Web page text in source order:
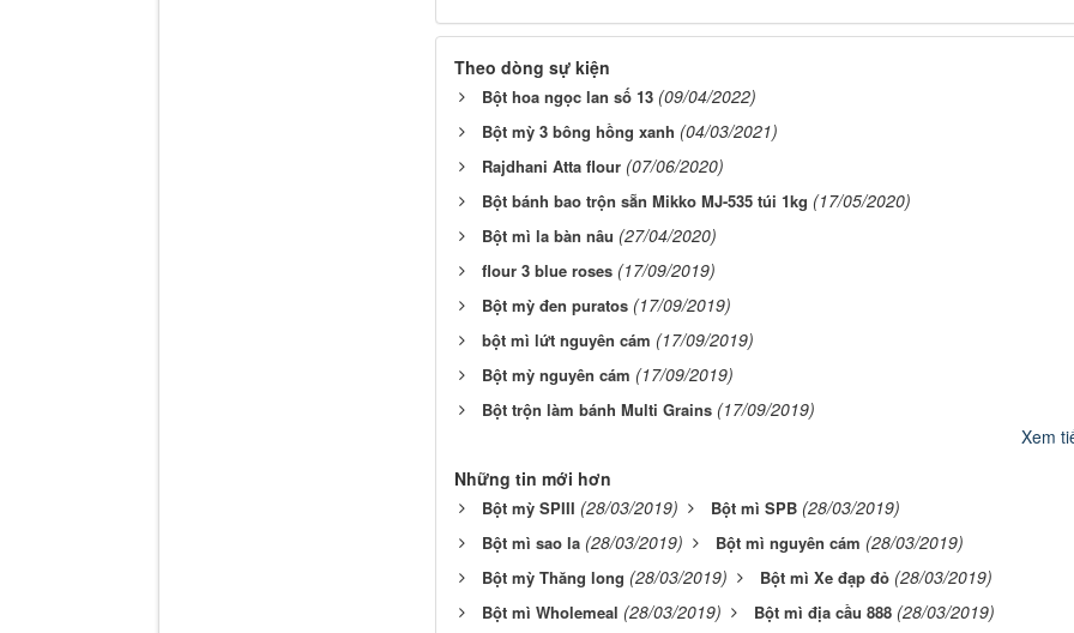
Theo dòng sự kiện
Bột hoa ngọc lan số 13 (09/04/2022)
Bột mỳ 3 bông hồng xanh (04/03/2021)
Rajdhani Atta flour (07/06/2020)
Bột bánh bao trộn sẵn Mikko MJ-535 túi 1kg (17/05/2020)
Bột mì la bàn nâu (27/04/2020)
flour 3 blue roses (17/09/2019)
Bột mỳ đen puratos (17/09/2019)
bột mì lứt nguyên cám (17/09/2019)
Bột mỳ nguyên cám (17/09/2019)
Bột trộn làm bánh Multi Grains (17/09/2019)
Xem
Những tin mới hơn
Bột mỳ SPIII (28/03/2019) Bột mì SPB (28/03/2019)
Bột mì sao la (28/03/2019) Bột mì nguyên cám (28/03/2019)
Bột mỳ Thăng long (28/03/2019) Bột mì Xe đạp đỏ (28/03/2019)
Bột mì Wholemeal (28/03/2019) Bột mì địa cầu 888 (28/03/2019)